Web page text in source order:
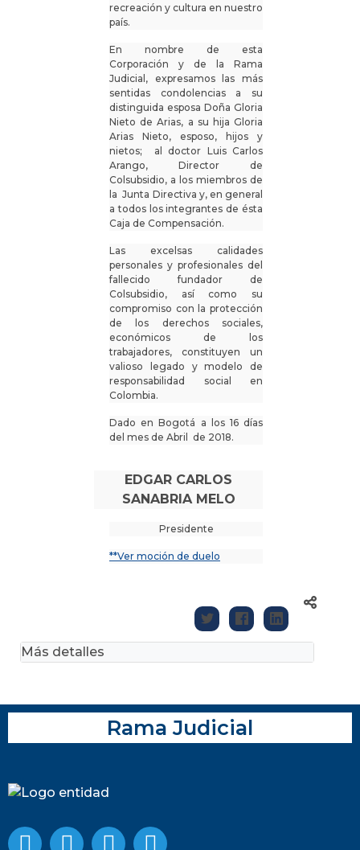
recreación y cultura en nuestro
país.
En nombre de esta
Corporación y de la Rama
Judicial, expresamos las más
sentidas condolencias a su
distinguida esposa Doña Gloria
Nieto de Arias, a su hija Gloria
Arias Nieto, esposo, hijos y
nietos; al doctor Luis Carlos
Arango, Director de
Colsubsidio, a los miembros de
la Junta Directiva y, en general
a todos los integrantes de ésta
Caja de Compensación.
Las excelsas calidades
personales y profesionales del
fallecido fundador de
Colsubsidio, así como su
compromiso con la protección
de los derechos sociales,
económicos de los
trabajadores, constituyen un
valioso legado y modelo de
responsabilidad social en
Colombia.
Dado en Bogotá a los 16 días
del mes de Abril de 2018.
EDGAR CARLOS
SANABRIA MELO
Presidente
**Ver moción de duelo
Más detalles
Rama Judicial